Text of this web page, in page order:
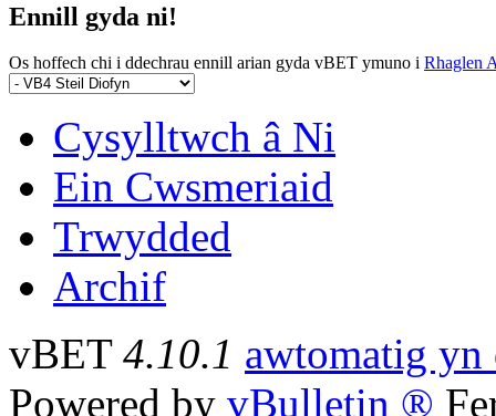
Ennill gyda ni!
Os hoffech chi i ddechrau ennill arian gyda vBET ymuno i Rhaglen
Cysylltwch â Ni
Ein Cwsmeriaid
Trwydded
Archif
vBET 4.10.1 awtomatig
Powered by vBulletin ®